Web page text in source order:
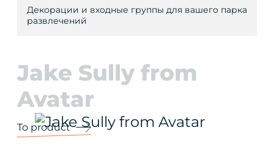
Декорации и входные группы для вашего парка
развлечений
Jake Sully from
Avatar
To product